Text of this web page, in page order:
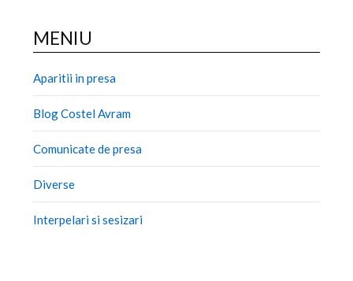
MENIU
Aparitii in presa
Blog Costel Avram
Comunicate de presa
Diverse
Interpelari si sesizari